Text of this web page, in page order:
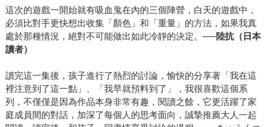
這次的遊戲一開始就有吸血鬼在內的三個陣營，白天的遊戲中，
必須比對手更快想出收集「顏色」和「重量」的方法，如果我真
處於那種情況，絕對不可能做出如此冷靜的決定。──陸抗（日本
讀者）
讀完這一集後，孩子進行了熱烈的討論，愉快的分享著「我在這
裡注意到了這一點」、「我早就預料到了」，我很喜歡這個系
列，不僅僅是因為作品本身非常有趣，閱讀之餘，它更活躍了家
庭成員間的對話，加深了每個人的思考面向，誠摯推薦大人一起